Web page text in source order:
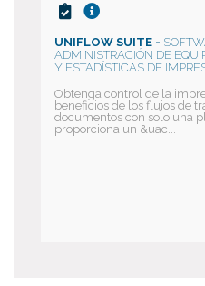
UNIFLOW SUITE -
ADMINISTRACIÓN DE
Y ESTADÍSTICAS DE
Obtenga control de la
beneficios de los flujos de
documentos con solo una
proporciona un &uac...